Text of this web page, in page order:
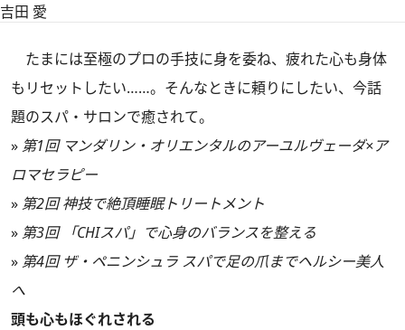
吉田 愛
たまには至極のプロの手技に身を委ね、疲れた心も身体
もリセットしたい……。そんなときに頼りにしたい、今話
題のスパ・サロンで癒されて。
» 第1回 マンダリン・オリエンタルのアーユルヴェーダ×ア
ロマセラピー
» 第2回 神技で絶頂睡眠トリートメント
» 第3回 「CHIスパ」で心身のバランスを整える
» 第4回 ザ・ペニンシュラ スパで足の爪までヘルシー美人
へ
頭も心もほぐれされる